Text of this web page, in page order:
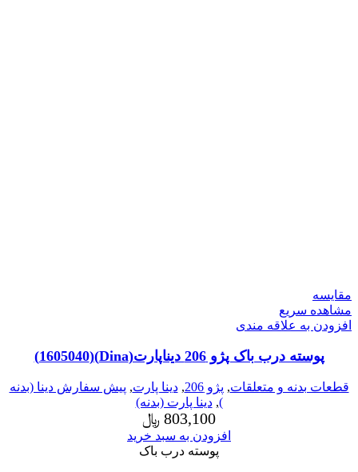
مقایسه
مشاهده سریع
افزودن به علاقه مندی
پوسته درب باک پژو 206 دیناپارت(Dina)(1605040)
قطعات بدنه و متعلقات, پژو 206 ,دینا پارت, پیش سفارش دینا (بدنه
)
,دینا پارت (بدنه)
803,100 ﷼
افزودن به سبد خرید
پوسته درب باک